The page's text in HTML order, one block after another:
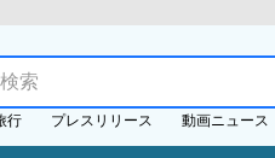
行 プレスリリース 動画ニュース